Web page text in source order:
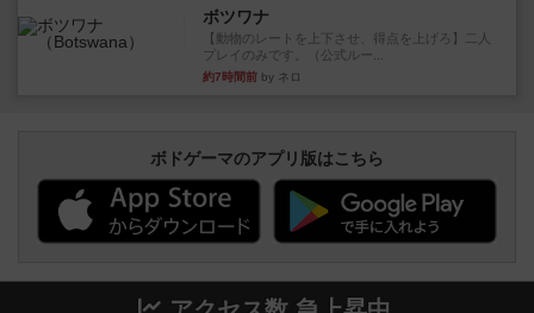
ボツワナ
【動物のレートを上下させ、得点を上げろ】二人
プレイのみです。（公式ルー...
約7時間前 by ネロ
ボドゲーマのアプリ版はこちら